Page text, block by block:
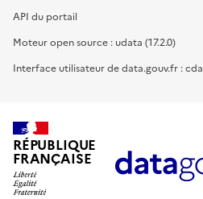
API du portail
Moteur open source : udata (17.2.0)
Interface utilisateur de data.gouv.fr :
RÉPUBLIQUE
FRANÇAISE